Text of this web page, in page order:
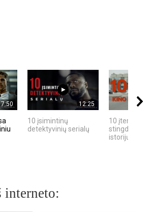
12:25
10 įsimintinų
detektyvinių serialų
10 įtemptų,
stingdančių
istorijų
interneto: